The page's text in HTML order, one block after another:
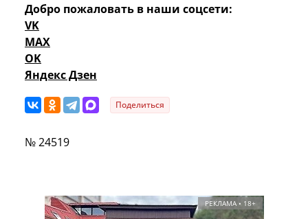
Добро пожаловать в наши соцсети:
VK
MAX
OK
Яндекс Дзен
Поделиться
№ 24519
РЕКЛАМА • 18+